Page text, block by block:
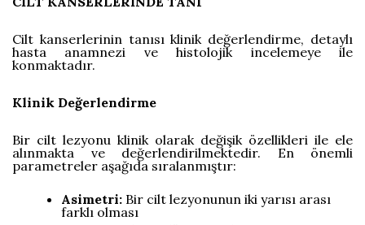
Cilt kanserlerinin tanısı klinik değerlendirme, detaylı
hasta anamnezi ve histolojik incelemeye ile
konmaktadır.
Klinik Değerlendirme
Bir cilt lezyonu klinik olarak değişik özellikleri ile ele
alınmakta ve değerlendirilmektedir. En önemli
parametreler aşağıda sıralanmıştır:
Asimetri: Bir cilt lezyonunun iki yarısı arası
farklı olması